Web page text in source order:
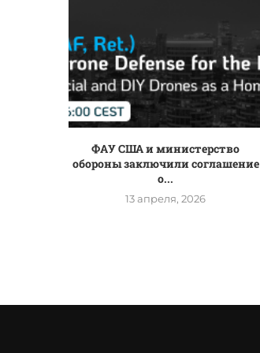
ФАУ США и министерство
обороны заключили соглашение
о...
13 апреля, 2026